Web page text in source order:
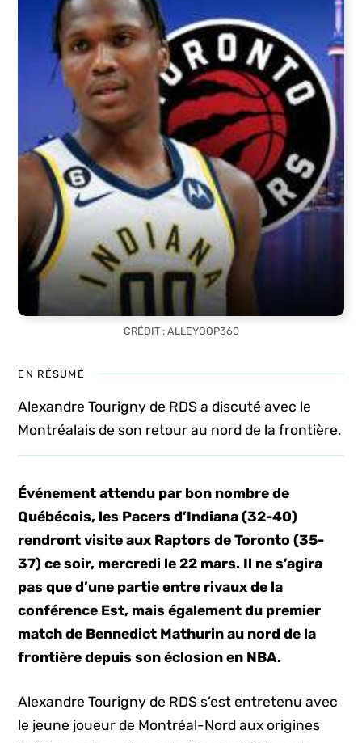
CRÉDIT : ALLEYOOP360
EN RÉSUMÉ
Alexandre Tourigny de RDS a discuté avec le
Montréalais de son retour au nord de la frontière.
Événement attendu par bon nombre de
Québécois, les Pacers d’Indiana (32-40)
rendront visite aux Raptors de Toronto (35-
37) ce soir, mercredi le 22 mars. Il ne s’agira
pas que d’une partie entre rivaux de la
conférence Est, mais également du premier
match de Bennedict Mathurin au nord de la
frontière depuis son éclosion en NBA.
Alexandre Tourigny de RDS s’est entretenu avec
le jeune joueur de Montréal-Nord aux origines